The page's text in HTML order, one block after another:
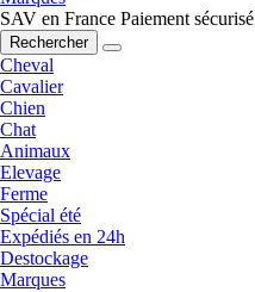
SAV en France Paiement sécurisé
Rechercher
Cheval
Cavalier
Chien
Chat
Animaux
Elevage
Ferme
Spécial été
Expédiés en 24h
Destockage
Marques